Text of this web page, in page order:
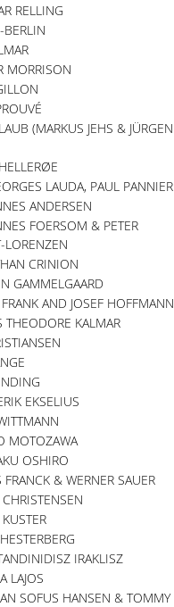
RELLING
BERLIN
MORRISON
(MARKUS JEHS & JÜRGEN
LAUDA, PAUL PANNIER
ANDERSEN
FOERSOM & PETER
LORENZEN
CRINION
GAMMELGAARD
FRANK AND JOSEF HOFFMANN
THEODORE KALMAR
EKSELIUS
MOTOZAWA
OSHIRO
FRANCK & WERNER SAUER
IRAKLISZ
LAJOS
SOFUS HANSEN & TOMMY